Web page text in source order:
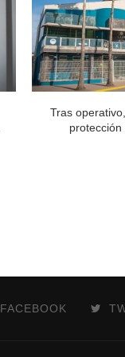
Tras
protección
FACEBOOK